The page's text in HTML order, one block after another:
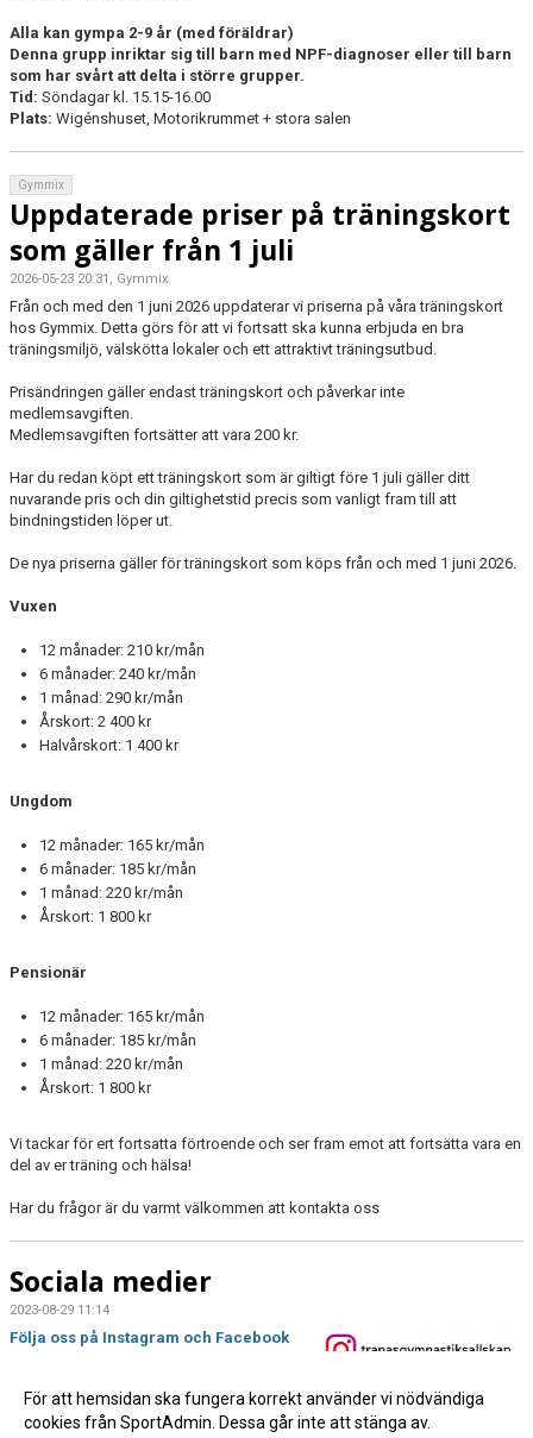
Alla kan gympa 2-9 år (med föräldrar)
Denna grupp inriktar sig till barn med NPF-diagnoser eller till barn
som har svårt att delta i större grupper.
Tid: Söndagar kl. 15.15-16.00
Plats: Wigénshuset, Motorikrummet + stora salen
Gymmix
Uppdaterade priser på träningskort
som gäller från 1 juli
2026-05-23 20:31, Gymmix
Från och med den 1 juni 2026 uppdaterar vi priserna på våra träningskort
hos Gymmix. Detta görs för att vi fortsatt ska kunna erbjuda en bra
träningsmiljö, välskötta lokaler och ett attraktivt träningsutbud.
Prisändringen gäller endast träningskort och påverkar inte
medlemsavgiften.
Medlemsavgiften fortsätter att vara 200 kr.
Har du redan köpt ett träningskort som är giltigt före 1 juli gäller ditt
nuvarande pris och din giltighetstid precis som vanligt fram till att
bindningstiden löper ut.
De nya priserna gäller för träningskort som köps från och med 1 juni 2026.
Vuxen
12 månader: 210 kr/mån
6 månader: 240 kr/mån
1 månad: 290 kr/mån
Årskort: 2 400 kr
Halvårskort: 1 400 kr
Ungdom
12 månader: 165 kr/mån
6 månader: 185 kr/mån
1 månad: 220 kr/mån
Årskort: 1 800 kr
Pensionär
12 månader: 165 kr/mån
6 månader: 185 kr/mån
1 månad: 220 kr/mån
Årskort: 1 800 kr
Vi tackar för ert fortsatta förtroende och ser fram emot att fortsätta vara en
del av er träning och hälsa!
Har du frågor är du varmt välkommen att kontakta oss
Sociala medier
2023-08-29 11:14
Följa oss på Instagram och Facebook
Läs mer »
För att hemsidan ska fungera korrekt använder vi nödvändiga
cookies från SportAdmin. Dessa går inte att stänga av.